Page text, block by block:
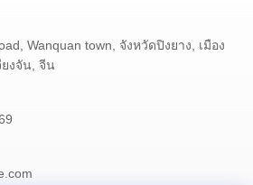
Wanquan town, จังหวัดปิงยาง, เมือง
ยงจัน, จีน